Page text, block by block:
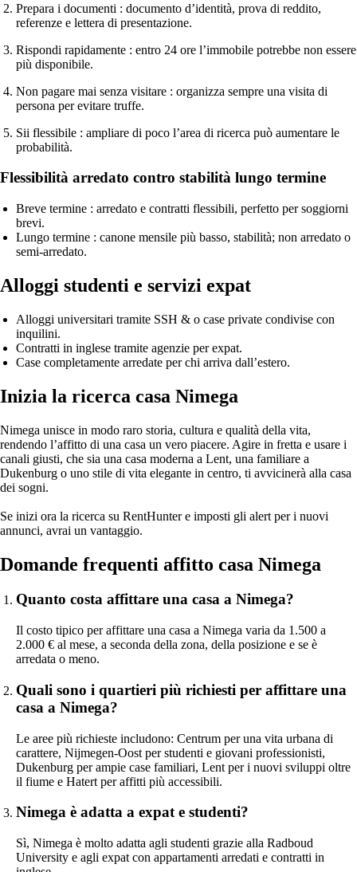
Prepara i documenti : documento d’identità, prova di reddito,
referenze e lettera di presentazione.
Rispondi rapidamente : entro 24 ore l’immobile potrebbe non essere
più disponibile.
Non pagare mai senza visitare : organizza sempre una visita di
persona per evitare truffe.
Sii flessibile : ampliare di poco l’area di ricerca può aumentare le
probabilità.
Flessibilità arredato contro stabilità lungo termine
Breve termine : arredato e contratti flessibili, perfetto per soggiorni
brevi.
Lungo termine : canone mensile più basso, stabilità; non arredato o
semi‑arredato.
Alloggi studenti e servizi expat
Alloggi universitari tramite SSH & o case private condivise con
inquilini.
Contratti in inglese tramite agenzie per expat.
Case completamente arredate per chi arriva dall’estero.
Inizia la ricerca casa Nimega
Nimega unisce in modo raro storia, cultura e qualità della vita,
rendendo l’affitto di una casa un vero piacere. Agire in fretta e usare i
canali giusti, che sia una casa moderna a Lent, una familiare a
Dukenburg o uno stile di vita elegante in centro, ti avvicinerà alla casa
dei sogni.
Se inizi ora la ricerca su RentHunter e imposti gli alert per i nuovi
annunci, avrai un vantaggio.
Domande frequenti affitto casa Nimega
Quanto costa affittare una casa a Nimega?
Il costo tipico per affittare una casa a Nimega varia da 1.500 a
2.000 € al mese, a seconda della zona, della posizione e se è
arredata o meno.
Quali sono i quartieri più richiesti per affittare una
casa a Nimega?
Le aree più richieste includono: Centrum per una vita urbana di
carattere, Nijmegen‑Oost per studenti e giovani professionisti,
Dukenburg per ampie case familiari, Lent per i nuovi sviluppi oltre
il fiume e Hatert per affitti più accessibili.
Nimega è adatta a expat e studenti?
Sì, Nimega è molto adatta agli studenti grazie alla Radboud
University e agli expat con appartamenti arredati e contratti in